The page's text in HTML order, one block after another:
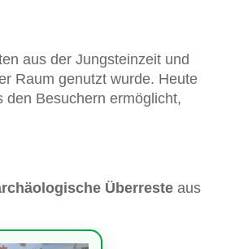
aus der Jungsteinzeit und
Raum genutzt wurde. Heute
Besuchern ermöglicht,
Überreste aus